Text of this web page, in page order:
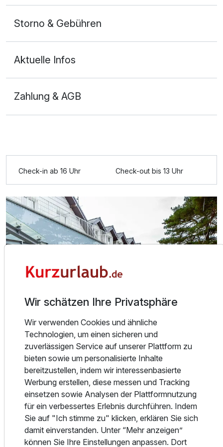
Für 6 Tage p.P. ab559,00 €
Doppelzimmer Komfort Plus
2 Erwachsene und 1 Kind
Storno & Gebühren
Aktuelle Infos
Zahlung & AGB
Check-in ab 16 Uhr Check-out bis 13 Uhr
Über das Hotel
HOTEL JANTAR USTKA. Eine Unterkunft in Meeresnähe,
frische Luft, ein breites Angebot an verschiedenen
Attraktionen und der hohe Komfort des Jantar SPA Hotels
- all das wird Ihnen eine perfekte Erholung garantieren. Das
Hotel befindet sich in der Nähe eines Kiefernwaldes, nur
Wir schätzen Ihre Privatsphäre
Wir verwenden Cookies und ähnliche
Technologien, um einen sicheren und
zuverlässigen Service auf unserer Plattform zu
bieten sowie um personalisierte Inhalte
bereitzustellen, indem wir interessenbasierte
Werbung erstellen, diese messen und Tracking
einsetzen sowie Analysen der Plattformnutzung
für ein verbessertes Erlebnis durchführen. Indem
Sie auf "Ich stimme zu" klicken, erklären Sie sich
damit einverstanden. Unter “Mehr anzeigen”
können Sie Ihre Einstellungen anpassen. Dort